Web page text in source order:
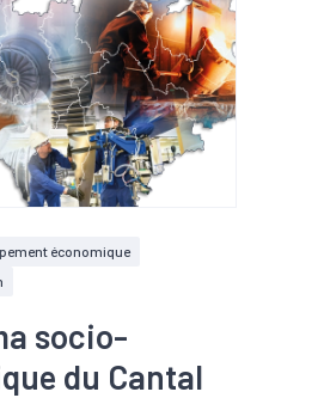
économique
socio-
du Cantal